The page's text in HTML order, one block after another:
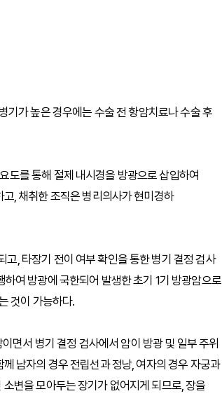
기가 높은 경우에는 수술 전 항암치료나 수술 후
도를 통해 절제 내시경을 방광으로 삽입하여
, 채취한 조직은 병리의사가 현미경하
, 타장기 전이 여부 확인을 통한 병기 결정 검사
여 방광에 국한되어 발생한 초기 1기 방광암으로
것이 가능하다.
면서 병기 결정 검사에서 암이 방광 및 일부 주위
남자의 경우 전립선과 정낭, 여자의 경우 자궁과
변을 모아두는 장기가 없어지게 되므로, 장을